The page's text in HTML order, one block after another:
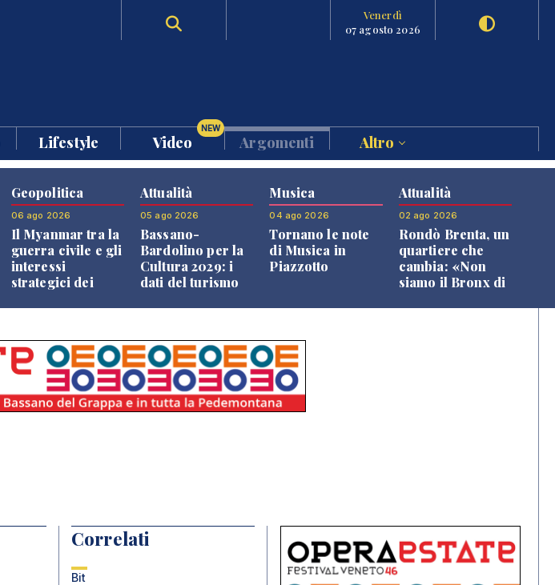
Venerdì
07 agosto 2026
Lifestyle Video
NEW
Argomenti Altro
Geopolitica
06 ago 2026
Il Myanmar tra la
guerra civile e gli
interessi
strategici dei
Attualità
05 ago 2026
Bassano-
Bardolino per la
Cultura 2029: i
dati del turismo
Musica
04 ago 2026
Tornano le note
di Musica in
Piazzotto
Attualità
02 ago 2026
Rondò Brenta, un
quartiere che
cambia: «Non
siamo il Bronx di
Correlati
Bit